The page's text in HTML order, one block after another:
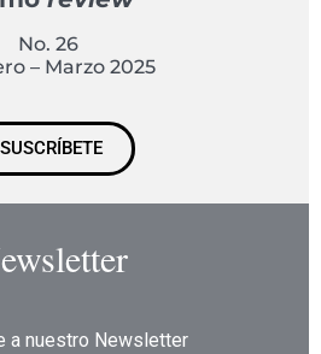
No. 26
– Marzo 2025
SUSCRÍBETE
a nuestro Newsletter